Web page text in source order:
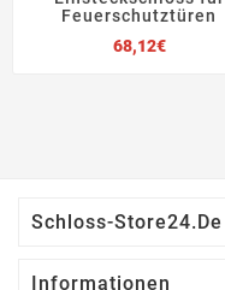
Feuerschutztüren
68,12€Preis
Schloss-Store24.de
Informationen